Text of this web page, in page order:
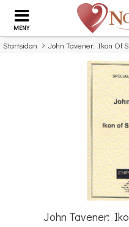
MENY
Startsidan John Tavener: Ikon Of
Missa
John Tavener: